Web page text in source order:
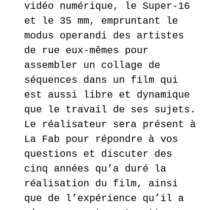
vidéo numérique, le Super-16
et le 35 mm, empruntant le
modus operandi des artistes
de rue eux-mêmes pour
assembler un collage de
séquences dans un film qui
est aussi libre et dynamique
que le travail de ses sujets.
Le réalisateur sera présent à
La Fab pour répondre à vos
questions et discuter des
cinq années qu’a duré la
réalisation du film, ainsi
que de l’expérience qu’il a